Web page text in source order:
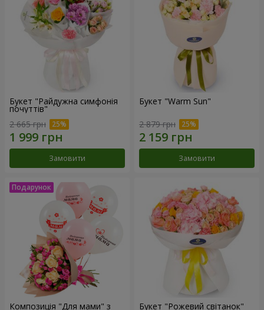
Букет "Райдужна симфонія
почуттів"
2 665 грн
Замовити
Букет "Warm Sun"
2 879 грн
Замовити
Композиція "Для мами" з Букет "Рожевий світанок"